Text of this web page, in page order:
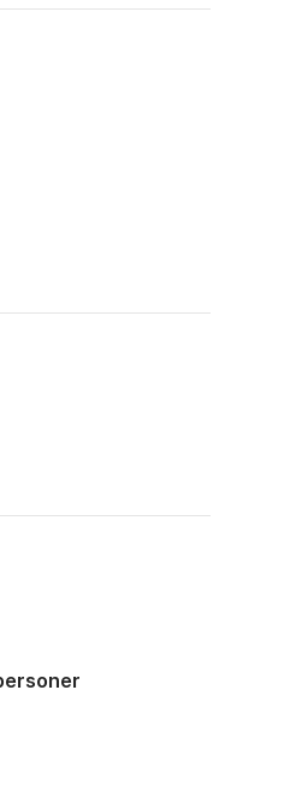
en känsla av att vi har